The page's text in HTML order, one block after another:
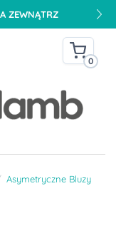
ZEWNĄTRZ
0
Asymetryczne Bluzy